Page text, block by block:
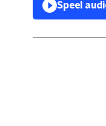
Speel